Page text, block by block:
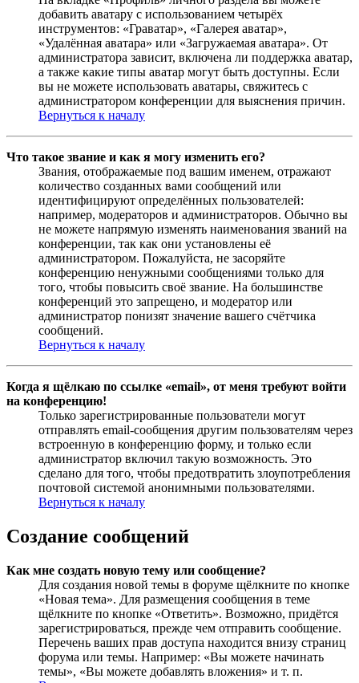
добавить аватару с использованием четырёх
инструментов: «Граватар», «Галерея аватар»,
«Удалённая аватара» или «Загружаемая аватара». От
администратора зависит, включена ли поддержка аватар,
а также какие типы аватар могут быть доступны. Если
вы не можете использовать аватары, свяжитесь с
администратором конференции для выяснения причин.
Вернуться к началу
Что такое звание и как я могу изменить его?
Звания, отображаемые под вашим именем, отражают
количество созданных вами сообщений или
идентифицируют определённых пользователей:
например, модераторов и администраторов. Обычно вы
не можете напрямую изменять наименования званий на
конференции, так как они установлены её
администратором. Пожалуйста, не засоряйте
конференцию ненужными сообщениями только для
того, чтобы повысить своё звание. На большинстве
конференций это запрещено, и модератор или
администратор понизят значение вашего счётчика
сообщений.
Вернуться к началу
Когда я щёлкаю по ссылке «email», от меня требуют войти
на конференцию!
Только зарегистрированные пользователи могут
отправлять email-сообщения другим пользователям через
встроенную в конференцию форму, и только если
администратор включил такую возможность. Это
сделано для того, чтобы предотвратить злоупотребления
почтовой системой анонимными пользователями.
Вернуться к началу
Создание сообщений
Как мне создать новую тему или сообщение?
Для создания новой темы в форуме щёлкните по кнопке
«Новая тема». Для размещения сообщения в теме
щёлкните по кнопке «Ответить». Возможно, придётся
зарегистрироваться, прежде чем отправить сообщение.
Перечень ваших прав доступа находится внизу страниц
форума или темы. Например: «Вы можете начинать
темы», «Вы можете добавлять вложения» и т. п.